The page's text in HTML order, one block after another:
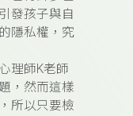
發孩子與自
隱私權，究
理師K老師
，然而這樣
所以只要檢